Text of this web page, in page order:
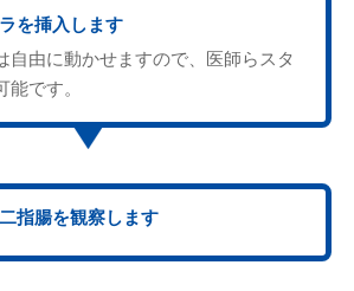
を挿入します
自由に動かせますので、医師らスタ
能です。
指腸を観察します